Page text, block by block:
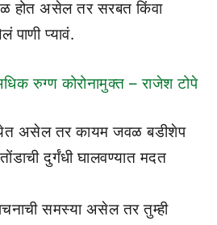
होत असेल तर सरबत किंवा
पाणी प्यावं.
रुग्ण कोरोनामुक्त – राजेश टोपे
येत असेल तर कायम जवळ बडीशेप
दुर्गंधी घालवण्यात मदत
समस्या असेल तर तुम्ही